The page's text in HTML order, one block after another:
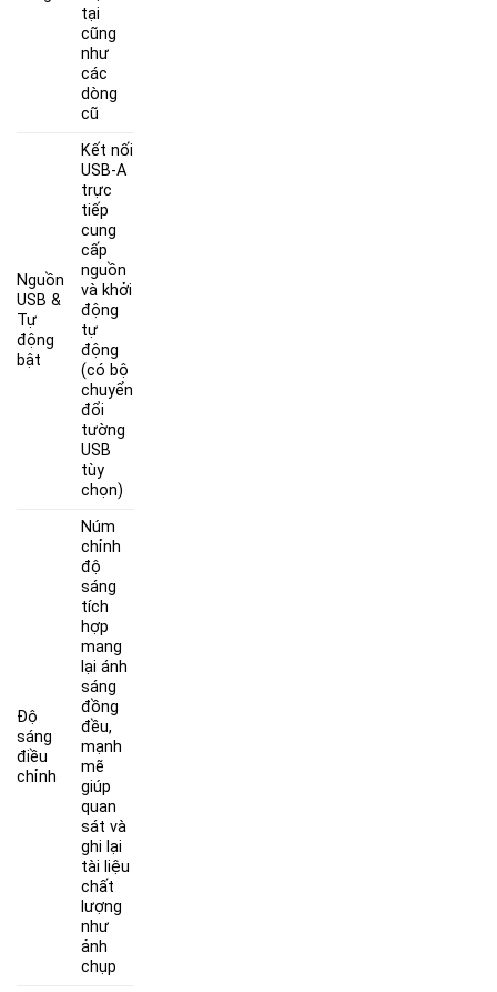
tại
cũng
như
các
dòng
cũ
Nguồn
USB &
Tự
động
bật
Kết nối
USB-A
trực
tiếp
cung
cấp
nguồn
và khởi
động
tự
động
(có bộ
chuyển
đổi
tường
USB
tùy
chọn)
Độ
sáng
điều
chỉnh
Núm
chỉnh
độ
sáng
tích
hợp
mang
lại ánh
sáng
đồng
đều,
mạnh
mẽ
giúp
quan
sát và
ghi lại
tài liệu
chất
lượng
như
ảnh
chụp